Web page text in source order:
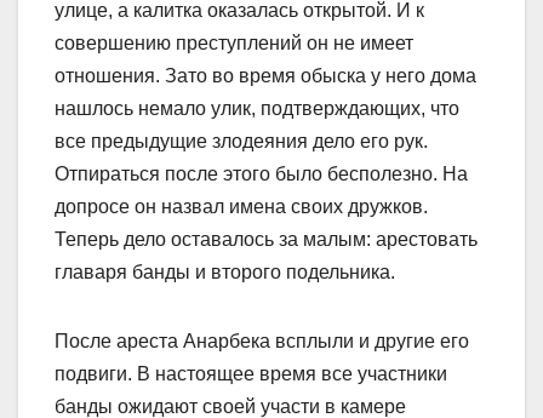
улице, а калитка оказалась открытой. И к
совершению преступлений он не имеет
отношения. Зато во время обыска у него дома
нашлось немало улик, подтверждающих, что
все предыдущие злодеяния дело его рук.
Отпираться после этого было бесполезно. На
допросе он назвал имена своих дружков.
Теперь дело оставалось за малым: арестовать
главаря банды и второго подельника.
После ареста Анарбека всплыли и другие его
подвиги. В настоящее время все участники
банды ожидают своей участи в камере